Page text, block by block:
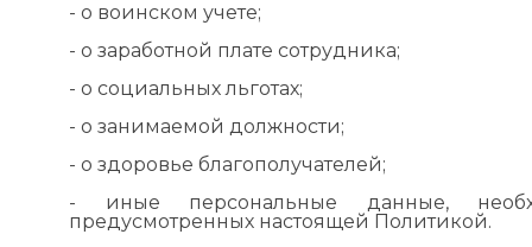
- о воинском учете;
- о заработной плате сотрудника;
- о социальных льготах;
- о занимаемой должности;
- о здоровье благополучателей;
- иные персональные данные,
предусмотренных настоящей Политикой.